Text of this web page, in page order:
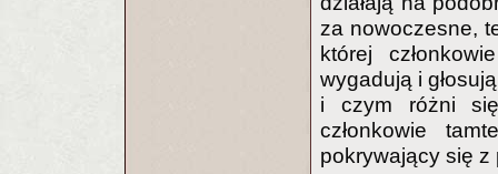
za nowoczesne,
której
wygadują i
i czym różni
członkowie
pokrywający się